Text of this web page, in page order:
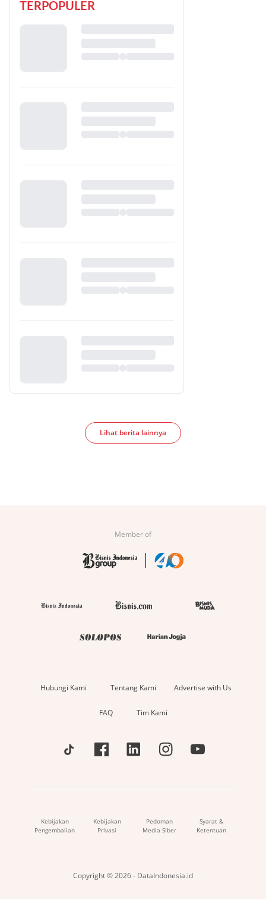
TERPOPULER
Lihat berita lainnya
Member of
Hubungi Kami Tentang Kami Advertise with Us
FAQ Tim Kami
Kebijakan
Pengembalian
Kebijakan
Privasi
Pedoman
Media Siber
Syarat &
Ketentuan
Copyright © 2026 - DataIndonesia.id